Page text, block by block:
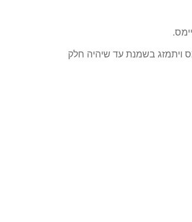
ויתמזג בשמנת עד שיהיה חלק